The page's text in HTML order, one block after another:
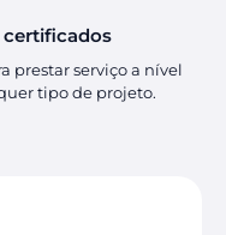
certificados
prestar serviço a nível
tipo de projeto.